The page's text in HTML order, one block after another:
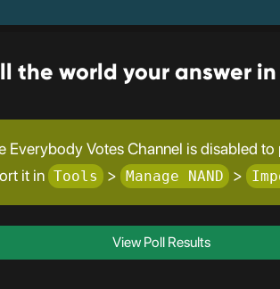
the world your answer
Votes Channel is disabled to
it in Tools > Manage NAND >
View Poll Results